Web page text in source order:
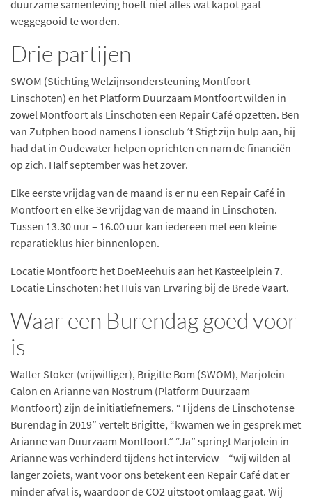
duurzame samenleving hoeft niet alles wat kapot gaat
weggegooid te worden.
Drie partijen
SWOM (Stichting Welzijnsondersteuning Montfoort-
Linschoten) en het Platform Duurzaam Montfoort wilden in
zowel Montfoort als Linschoten een Repair Café opzetten. Ben
van Zutphen bood namens Lionsclub ’t Stigt zijn hulp aan, hij
had dat in Oudewater helpen oprichten en nam de financiën
op zich. Half september was het zover.
Elke eerste vrijdag van de maand is er nu een Repair Café in
Montfoort en elke 3e vrijdag van de maand in Linschoten.
Tussen 13.30 uur – 16.00 uur kan iedereen met een kleine
reparatieklus hier binnenlopen.
Locatie Montfoort: het DoeMeehuis aan het Kasteelplein 7.
Locatie Linschoten: het Huis van Ervaring bij de Brede Vaart.
Waar een Burendag goed voor
is
Walter Stoker (vrijwilliger), Brigitte Bom (SWOM), Marjolein
Calon en Arianne van Nostrum (Platform Duurzaam
Montfoort) zijn de initiatiefnemers. “Tijdens de Linschotense
Burendag in 2019” vertelt Brigitte, “kwamen we in gesprek met
Arianne van Duurzaam Montfoort.” “Ja” springt Marjolein in –
Arianne was verhinderd tijdens het interview - “wij wilden al
langer zoiets, want voor ons betekent een Repair Café dat er
minder afval is, waardoor de CO2 uitstoot omlaag gaat. Wij